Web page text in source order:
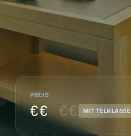
PREIS
€€ €€ MITTELKLASSE